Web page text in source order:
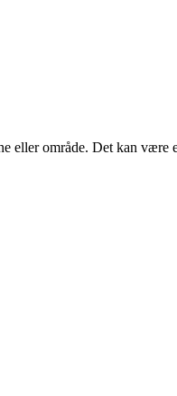
eller område. Det kan